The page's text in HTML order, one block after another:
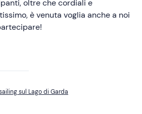
oltre che cordiali e
è venuta voglia anche a noi
sul Lago di Garda